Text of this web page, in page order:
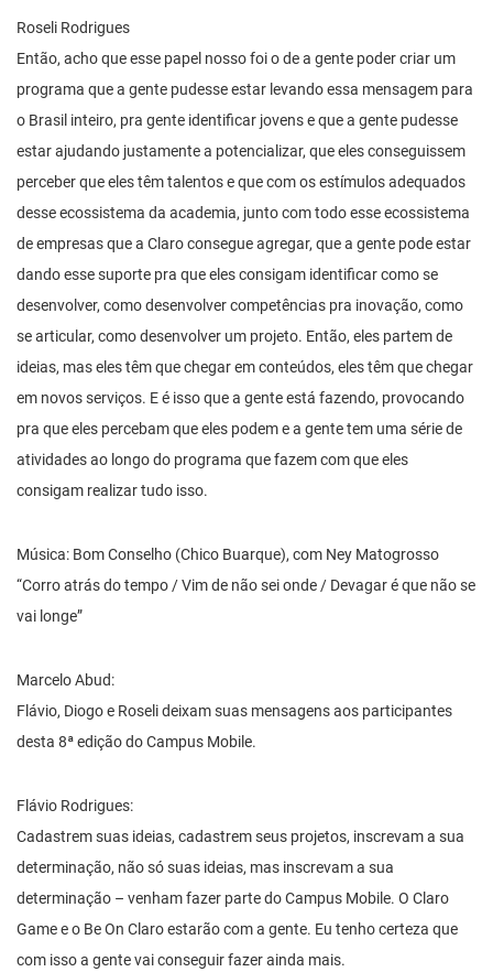
Roseli Rodrigues
Então, acho que esse papel nosso foi o de a gente poder criar um
programa que a gente pudesse estar levando essa mensagem para
o Brasil inteiro, pra gente identificar jovens e que a gente pudesse
estar ajudando justamente a potencializar, que eles conseguissem
perceber que eles têm talentos e que com os estímulos adequados
desse ecossistema da academia, junto com todo esse ecossistema
de empresas que a Claro consegue agregar, que a gente pode estar
dando esse suporte pra que eles consigam identificar como se
desenvolver, como desenvolver competências pra inovação, como
se articular, como desenvolver um projeto. Então, eles partem de
ideias, mas eles têm que chegar em conteúdos, eles têm que chegar
em novos serviços. E é isso que a gente está fazendo, provocando
pra que eles percebam que eles podem e a gente tem uma série de
atividades ao longo do programa que fazem com que eles
consigam realizar tudo isso.
Música: Bom Conselho (Chico Buarque), com Ney Matogrosso
“Corro atrás do tempo / Vim de não sei onde / Devagar é que não se
vai longe”
Marcelo Abud:
Flávio, Diogo e Roseli deixam suas mensagens aos participantes
desta 8ª edição do Campus Mobile.
Flávio Rodrigues:
Cadastrem suas ideias, cadastrem seus projetos, inscrevam a sua
determinação, não só suas ideias, mas inscrevam a sua
determinação – venham fazer parte do Campus Mobile. O Claro
Game e o Be On Claro estarão com a gente. Eu tenho certeza que
com isso a gente vai conseguir fazer ainda mais.